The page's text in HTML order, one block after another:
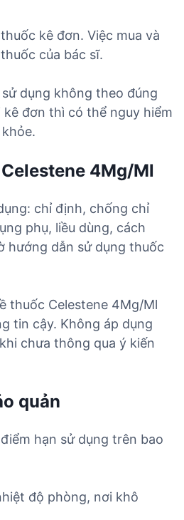
kê đơn. Việc mua và
của bác sĩ.
dụng không theo đúng
đơn thì có thể nguy hiểm
4Mg/Ml
chỉ định, chống chỉ
phụ, liều dùng, cách
hướng dẫn sử dụng thuốc
thuốc Celestene 4Mg/Ml
tin cậy. Không áp dụng
chưa thông qua ý kiến
quản
hạn sử dụng trên bao
độ phòng, nơi khô